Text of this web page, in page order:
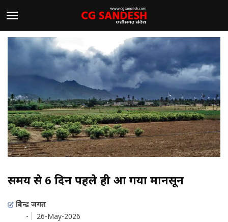
समय से 6 दिन पहले ही आ गया मानसून
त्रिवेन्द्र जगत
-
26-May-2026